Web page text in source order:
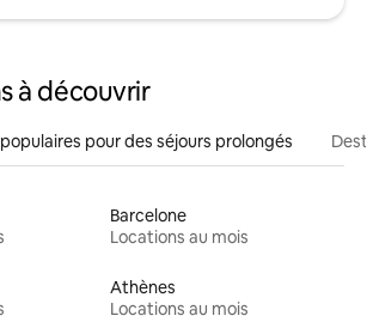
à découvrir
pour des séjours prolongés
Barcelone
Locations au mois
Athènes
Locations au mois